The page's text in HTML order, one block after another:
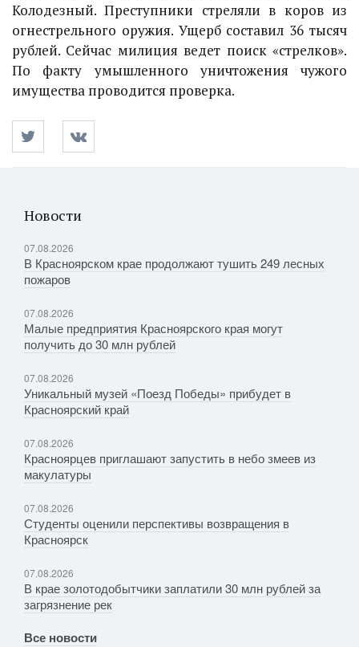
Колодезный. Преступники стреляли в коров из
огнестрельного оружия. Ущерб составил 36 тысяч
рублей. Сейчас милиция ведет поиск «стрелков».
По факту умышленного уничтожения чужого
имущества проводится проверка.
Новости
07.08.2026
В Красноярском крае продолжают тушить 249 лесных
пожаров
07.08.2026
Малые предприятия Красноярского края могут
получить до 30 млн рублей
07.08.2026
Уникальный музей «Поезд Победы» прибудет в
Красноярский край
07.08.2026
Красноярцев приглашают запустить в небо змеев из
макулатуры
07.08.2026
Студенты оценили перспективы возвращения в
Красноярск
07.08.2026
В крае золотодобытчики заплатили 30 млн рублей за
загрязнение рек
Все новости